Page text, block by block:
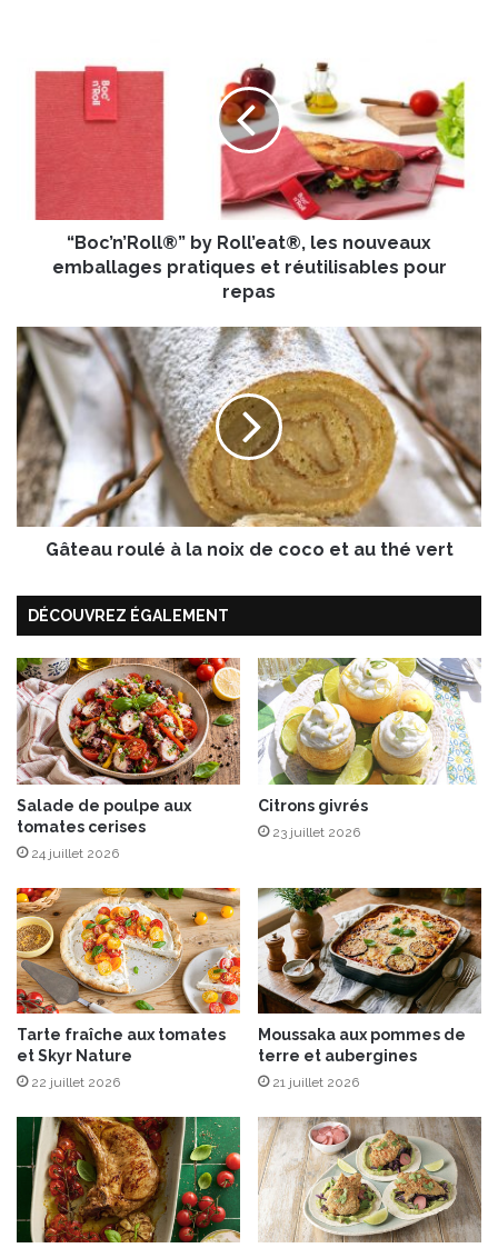
b
y
R
l
l
’
e
a
,
e
s
n
o
u
v
e
a
u
x
m
b
a
l
l
a
g
e
s
q
“Boc’n’Roll®” by Roll’eat®, les nouveaux
emballages pratiques et réutilisables pour
repas
G
â
t
a
u
r
o
u
à
n
o
i
x
d
e
c
o
c
e
t
a
u
t
h
é
v
e
Gâteau roulé à la noix de coco et au thé vert
DÉCOUVREZ ÉGALEMENT
Salade de poulpe aux
tomates cerises
24 juillet 2026
Citrons givrés
23 juillet 2026
Tarte fraîche aux tomates
et Skyr Nature
22 juillet 2026
Moussaka aux pommes de
terre et aubergines
21 juillet 2026